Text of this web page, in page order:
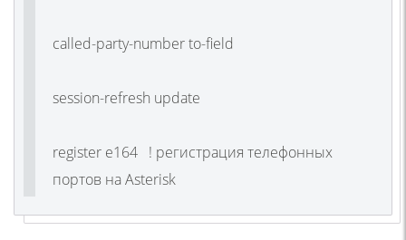
called-party-number to-field
session-refresh update
register e164 ! регистрация телефонных
портов на Asterisk